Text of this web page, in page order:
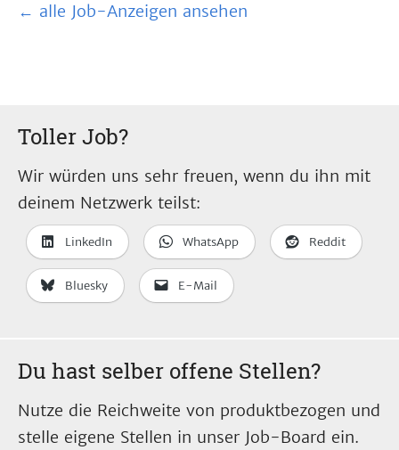
← alle Job-Anzeigen ansehen
Toller Job?
Wir würden uns sehr freuen, wenn du ihn mit
deinem Netzwerk teilst:
LinkedIn WhatsApp Reddit
Bluesky E-Mail
Du hast selber offene Stellen?
Nutze die Reichweite von produktbezogen und
stelle eigene Stellen in unser Job-Board ein.